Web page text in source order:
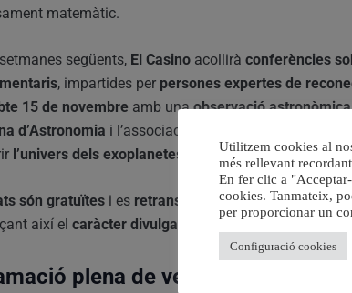
matemàtic.
següents, El Casino acollirà conferències
, impartides per persones expertes de
15 de novembre amb unaobservació
d’Astronomia i l’associació
l’univers dels exoplanetes (si les condicions
són gratuïtes i es retransmetran en directea
així el caràcter divulgatiu i participatiu
plena de veus expertes
Utilitzem cookies al
més rellevant
En fer clic a
cookies. Tanmateix,
per proporcionar un
Configuració cookies